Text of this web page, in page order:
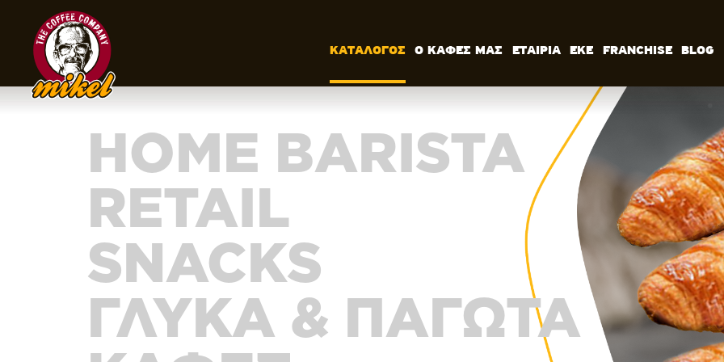
ΚΑΤΑΛΟΓΟΣ Ο ΚΑΦΕΣ ΜΑΣ ΕΤΑΙΡΙΑ ΕΚΕ FRANCHISE BLOG
ΕΚΕ
FRANCHISE
BLOG
HOME BARISTA
RETAIL
SNACKS
ΓΛΥΚΑ & ΠΑΓΩΤΑ